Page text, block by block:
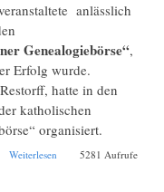
ist extern) anlässlich
Genealogiebörse“,
Erfolg wurde.
hatte in den
katholischen
organisiert.
Weiterlesen über Münchener
5281 Aufrufe